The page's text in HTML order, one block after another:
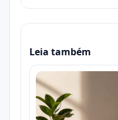
Leia também